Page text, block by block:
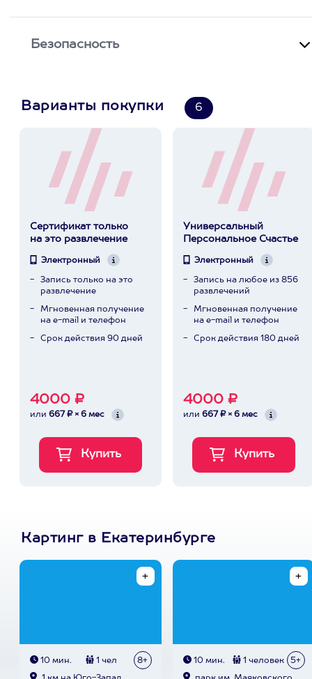
Безопасность
Варианты покупки 6
Сертификат только
на это развлечение
Электронный
Запись только на это
развлечение
Мгновенная получение
на e-mail и телефон
Срок действия 90 дней
4000 ₽
или 667 ₽ × 6 мес
Универсальный
Персональное Счастье
Электронный
Запись на любое из 856
развлечений
Мгновенная получение
на e-mail и телефон
Срок действия 180 дней
4000 ₽
или 667 ₽ × 6 мес
Картинг в Екатеринбурге
10 мин. 1 чел 8+ 10 мин. 1 человек 5+